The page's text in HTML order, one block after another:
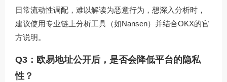
日常流动性调配，难以解读为恶意行为，想深入分析时，
建议使用专业链上分析工具（如Nansen）并结合OKX的官
方说明。
Q3：欧易地址公开后，是否会降低平台的隐私
性？